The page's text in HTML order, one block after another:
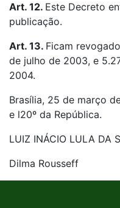
Art. 12. Este Decreto
publicação.
Art. 13. Ficam
de julho de 2003, e
2004.
Brasília, 25 de março
e l20º da República.
LUIZ INÁCIO LULA DA
Dilma Rousseff